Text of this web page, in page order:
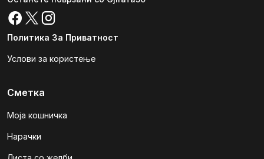
Политика За Приватност
Услови за користење
Сметка
Моја кошничка
Нарачки